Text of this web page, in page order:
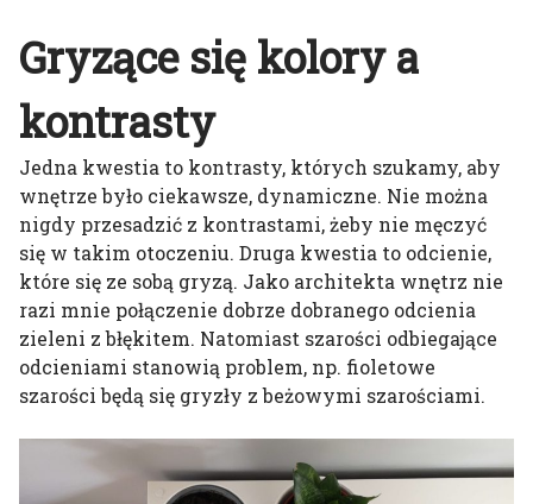
Gryzące się kolory a
kontrasty
Jedna kwestia to kontrasty, których szukamy, aby
wnętrze było ciekawsze, dynamiczne. Nie można
nigdy przesadzić z kontrastami, żeby nie męczyć
się w takim otoczeniu. Druga kwestia to odcienie,
które się ze sobą gryzą. Jako architekta wnętrz nie
razi mnie połączenie dobrze dobranego odcienia
zieleni z błękitem. Natomiast szarości odbiegające
odcieniami stanowią problem, np. fioletowe
szarości będą się gryzły z beżowymi szarościami.